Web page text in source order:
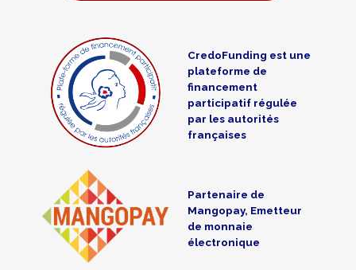
CredoFunding est une
plateforme de
financement
participatif régulée
par les autorités
françaises
Partenaire de
Mangopay, Emetteur
de monnaie
électronique